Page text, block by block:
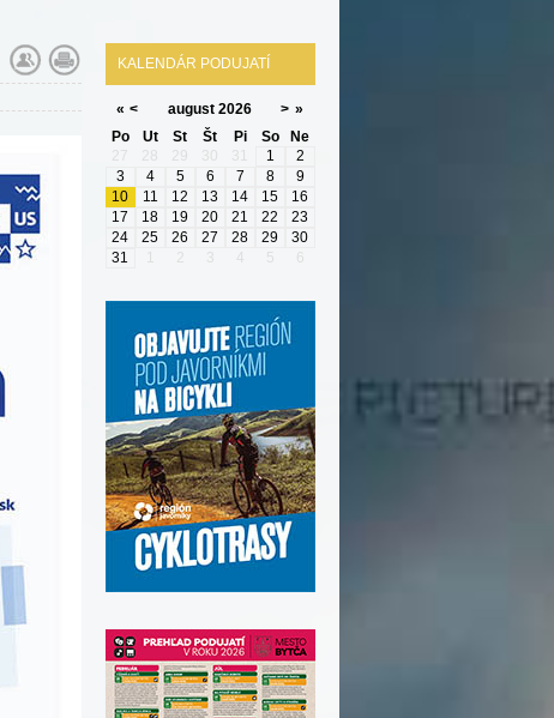
KALENDÁR PODUJATÍ
« < august 2026 > »
Po
Ut St Št Pi So
Ne
27
28 29 30 31 1
2
3
4 5 6 7 8
9
10
11 12 13 14 15
16
17
18 19 20 21 22
23
24
25 26 27 28 29
30
31
2 3 5 6